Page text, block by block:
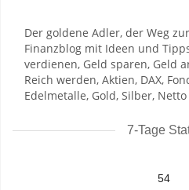
Der goldene Adler, der Weg
Finanzblog mit Ideen und
verdienen, Geld sparen, Geld
Reich werden, Aktien, DAX,
Edelmetalle, Gold, Silber,
7-Tage
54